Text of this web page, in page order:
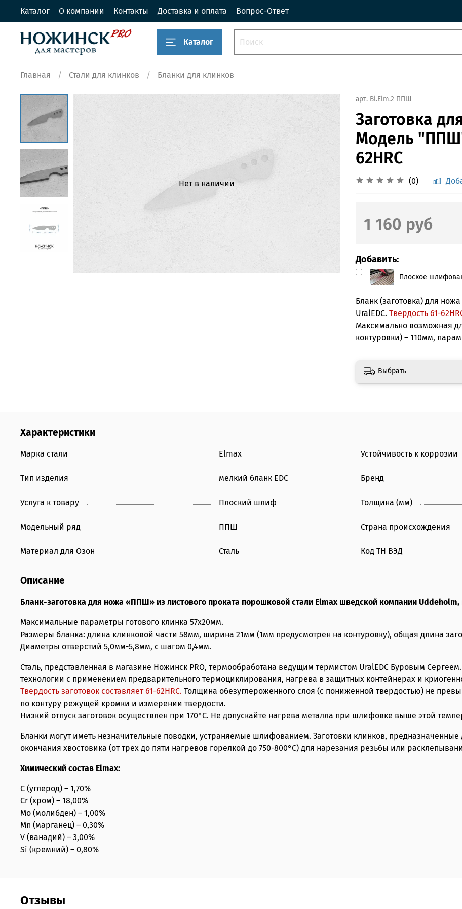
Каталог О компании Контакты Доставка и оплата Вопрос-Ответ
Каталог
Главная Стали для клинков Бланки для клинков
Нет в наличии
арт. Bl.Elm.2 ППШ
Заготовка
Модель
62HRC
(0)
1 160 руб
Добавить:
Плоское
Бланк (заготовка) для
UralEDC. Твердость 61-
Максимально возможная
контуровки) – 110мм,
Выбрать
Характеристики
Марка стали Elmax Устойчивость к коррозии
Тип изделия мелкий бланк EDC Бренд
Услуга к товару Плоский шлиф Толщина (мм)
Модельный ряд ППШ Страна происхождения
Материал для Озон Сталь Код ТН ВЭД
Описание
Бланк-заготовка для ножа «ППШ» из листового проката порошковой стали Elmax шведской компании
Максимальные параметры готового клинка 57х20мм.
Размеры бланка: длина клинковой части 58мм, ширина 21мм (1мм предусмотрен на контуровку), общая длина
Диаметры отверстий 5,0мм-5,8мм, с шагом 0,4мм.
Сталь, представленная в магазине Ножинск PRO, термообработана ведущим термистом UralEDC Буровым
технологии с применением предварительного термоциклирования, нагрева в защитных контейнерах и
Твердость заготовок составляет 61-62HRС. Толщина обезуглероженного слоя (с пониженной твердостью) не
по контуру режущей кромки и измерении твердости.
Низкий отпуск заготовок осуществлен при 170°С. Не допускайте нагрева металла при шлифовке выше этой
Бланки могут иметь незначительные поводки, устраняемые шлифованием. Заготовки клинков, предназначенные
окончания хвостовика (от трех до пяти нагревов горелкой до 750-800°С) для нарезания резьбы или
Химический состав Elmax:
C (углерод) – 1,70%
Cr (хром) – 18,00%
Mo (молибден) – 1,00%
Mn (марганец) – 0,30%
V (ванадий) – 3,00%
Si (кремний) – 0,80%
Отзывы